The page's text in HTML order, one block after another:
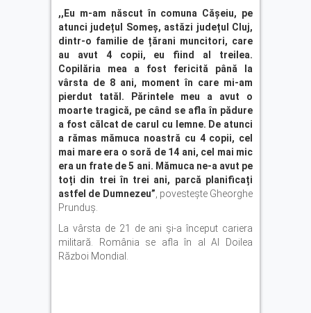
,,Eu m-am născut în comuna Cășeiu, pe
atunci județul Someș, astăzi județul Cluj,
dintr-o familie de țărani muncitori, care
au avut 4 copii, eu fiind al treilea.
Copilăria mea a fost fericită până la
vârsta de 8 ani, moment în care mi-am
pierdut tatăl. Părintele meu a avut o
moarte tragică, pe când se afla în pădure
a fost călcat de carul cu lemne. De atunci
a rămas mămuca noastră cu 4 copii, cel
mai mare era o soră de 14 ani, cel mai mic
era un frate de 5 ani. Mămuca ne-a avut pe
toți din trei în trei ani, parcă planificați
astfel de Dumnezeu”, povestește Gheorghe
Prunduș.
La vârsta de 21 de ani și-a început cariera
militară. România se afla în al Al Doilea
Război Mondial.